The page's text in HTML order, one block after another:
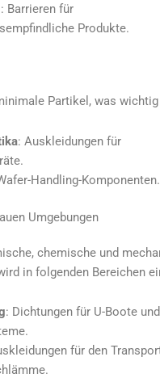
: Barrieren für
Produkte.
Partikel, was
: Auskleidungen für
Handling-Komponenten.
Umgebungen
chemische und
in folgenden Bereichen
: Dichtungen für U-Boote und
für den